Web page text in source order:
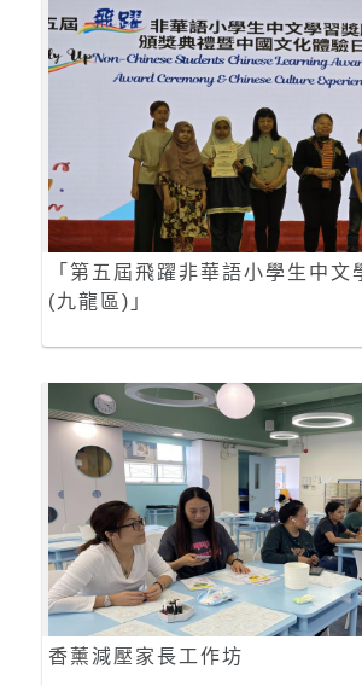
「第五屆飛躍非華語小學生中文
(九龍區)」
香薰減壓家長工作坊